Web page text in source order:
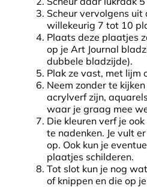
Scheur vervolgens
willekeurig 7 tot 10
Plaats deze plaatjes
op je Art Journal
dubbele bladzijde).
Plak ze vast, met lijm
Neem zonder te
acrylverf zijn,
waar je graag mee
Die kleuren verf je
te nadenken. Je vult
op. Ook kun je
plaatjes schilderen.
Tot slot kun je nog
of knippen en die op